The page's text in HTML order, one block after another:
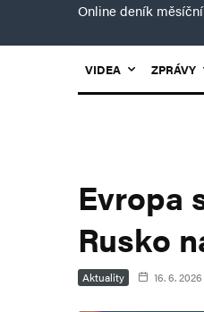
Online deník
VIDEA ZPRÁVY
Evropa
Rusko
Aktuality 16. 6. 2026